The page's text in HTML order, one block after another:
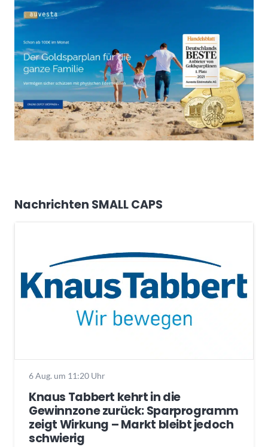
Nachrichten SMALL CAPS
6 Aug. um 11:20 Uhr
Knaus Tabbert kehrt in die
Gewinnzone zurück: Sparprogramm
zeigt Wirkung – Markt bleibt jedoch
schwierig